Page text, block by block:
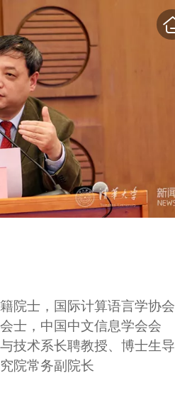
院士，国际计算语言学协会
士，中国中文信息学会会
技术系长聘教授、博士生导
院常务副院长